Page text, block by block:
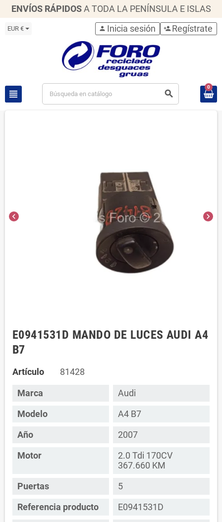
ENVÍOS RÁPIDOS A TODA LA PENÍNSULA E ISLAS
EUR €
view_headline search
person Inicia sesión person_add Regístrate
0
chevron_left chevron_right
E0941531D MANDO DE LUCES AUDI A4
B7
Artículo 81428
Marca
Audi
Modelo
A4 B7
Año
2007
Motor
2.0 Tdi 170CV
367.660 KM
Puertas
5
Referencia producto
E0941531D